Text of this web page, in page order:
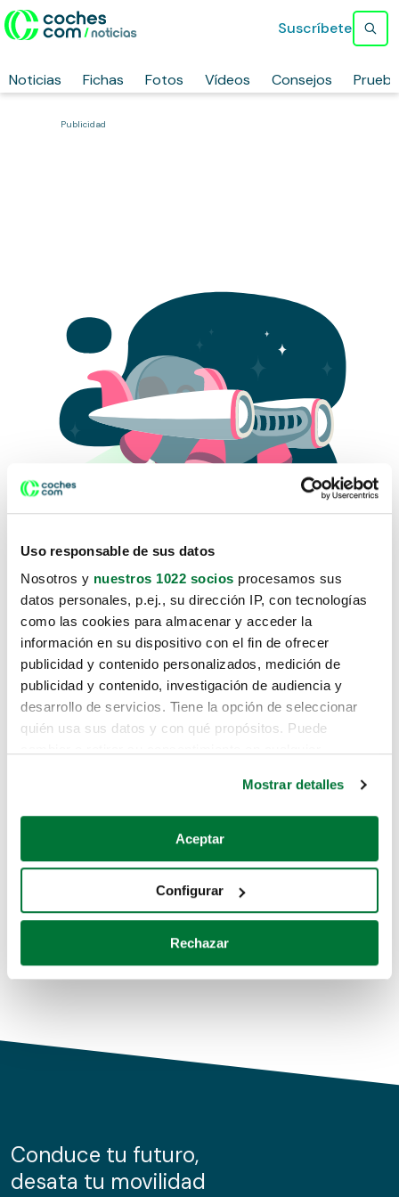
Uso responsable de sus datos
Nosotros y nuestros 1022 socios procesamos sus
datos personales, p.ej., su dirección IP, con tecnologías
como las cookies para almacenar y acceder la
información en su dispositivo con el fin de ofrecer
publicidad y contenido personalizados, medición de
publicidad y contenido, investigación de audiencia y
desarrollo de servicios. Tiene la opción de seleccionar
quién usa sus datos y con qué propósitos. Puede
Si lo permite, también quisiéramos:
Recopilar información sobre su ubicación geográfica
Identificar su dispositivo analizándolo activamente
para buscar características específicas (huellas
Obtenga más información sobre cómo se procesan sus
de cookies.
información sobre el uso que haga del sitio web con
nuestros partners de redes sociales, publicidad y análisis
Mostrar detalles
Aceptar
Configurar
Rechazar
Noticias Fichas Fotos Vídeos Consejos
Suscríbete
Publicidad
Lo sentimos, no sabemos como
te hemos traido hasta aquí.
Pero puedes encontrar el coche que estás
buscando en alguno de estos enlaces:
Coches de segunda mano
Coches de km0
Conduce tu futuro,
desata tu movilidad